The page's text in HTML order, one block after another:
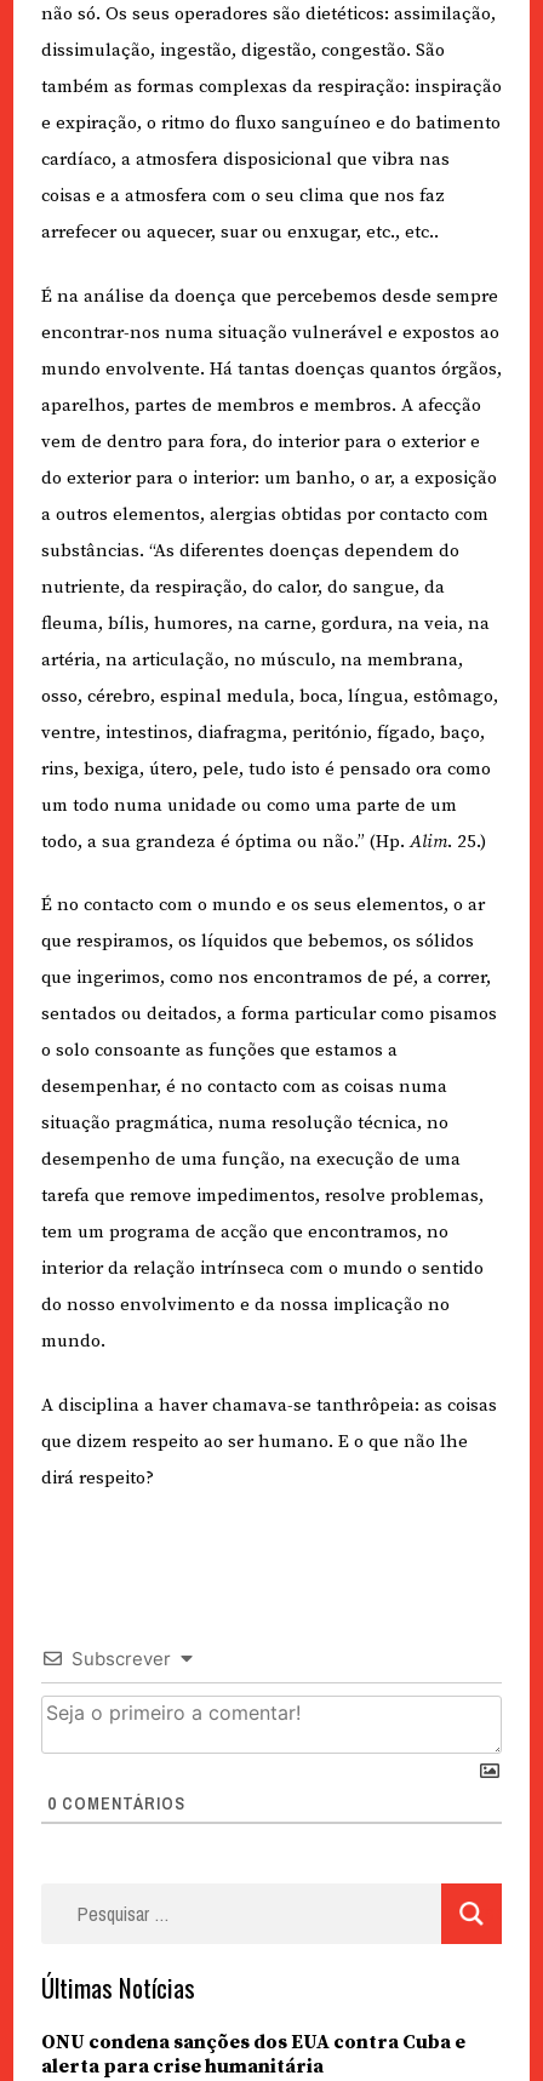
não só. Os seus operadores são dietéticos: assimilação,
dissimulação, ingestão, digestão, congestão. São
também as formas complexas da respiração: inspiração
e expiração, o ritmo do fluxo sanguíneo e do batimento
cardíaco, a atmosfera disposicional que vibra nas
coisas e a atmosfera com o seu clima que nos faz
arrefecer ou aquecer, suar ou enxugar, etc., etc..
É na análise da doença que percebemos desde sempre
encontrar-nos numa situação vulnerável e expostos ao
mundo envolvente. Há tantas doenças quantos órgãos,
aparelhos, partes de membros e membros. A afecção
vem de dentro para fora, do interior para o exterior e
do exterior para o interior: um banho, o ar, a exposição
a outros elementos, alergias obtidas por contacto com
substâncias. “As diferentes doenças dependem do
nutriente, da respiração, do calor, do sangue, da
fleuma, bílis, humores, na carne, gordura, na veia, na
artéria, na articulação, no músculo, na membrana,
osso, cérebro, espinal medula, boca, língua, estômago,
ventre, intestinos, diafragma, peritónio, fígado, baço,
rins, bexiga, útero, pele, tudo isto é pensado ora como
um todo numa unidade ou como uma parte de um
todo, a sua grandeza é óptima ou não.” (Hp.Alim. 25.)
É no contacto com o mundo e os seus elementos, o ar
que respiramos, os líquidos que bebemos, os sólidos
que ingerimos, como nos encontramos de pé, a correr,
sentados ou deitados, a forma particular como pisamos
o solo consoante as funções que estamos a
desempenhar, é no contacto com as coisas numa
situação pragmática, numa resolução técnica, no
desempenho de uma função, na execução de uma
tarefa que remove impedimentos, resolve problemas,
tem um programa de acção que encontramos, no
interior da relação intrínseca com o mundo o sentido
do nosso envolvimento e da nossa implicação no
mundo.
A disciplina a haver chamava-se tanthrôpeia: as coisas
que dizem respeito ao ser humano. E o que não lhe
dirá respeito?
Subscrever
0 COMENTÁRIOS
Últimas Notícias
ONU condena sanções dos EUA contra Cuba e
alerta para crise humanitária